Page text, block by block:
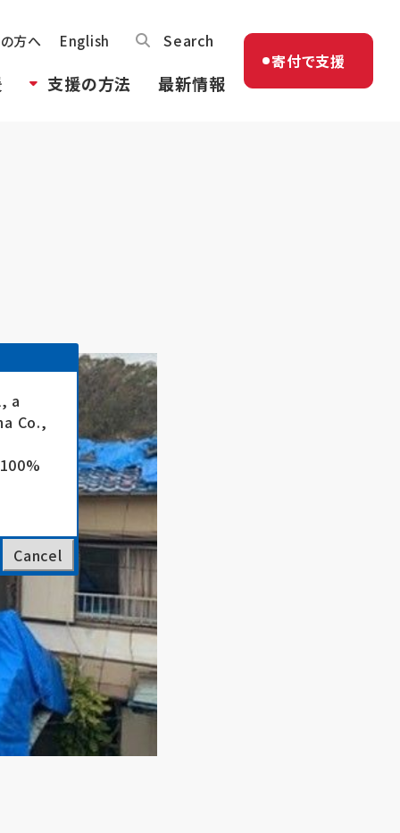
方へ English Search
支援の方法 最新情報
寄付で支援
a
Co.,
Cancel